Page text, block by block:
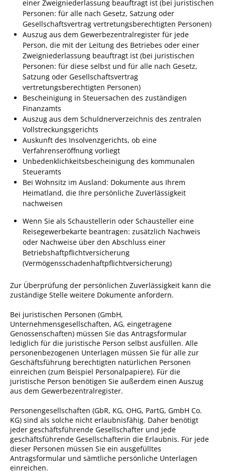
Ausschreibungen
Bebauungspläne
Ortsrecht
Gemeinderat
Standesamtliche
Trauungen
ERLEBEN
Tourismus
Natur Umwelt Klima
Pop-Up-Museum
Kerngeschichten
RADKultur in
Angebote für Senioren
Kinder und Jugendliche
Partnerschaft Trigono-
Orestiada
Vereine + Kultur
Kirchen
Geschichte
MEIN GEMMRIGHEIM
Projekt Summendes
Gemmrigheim
einer Zweigniederlassung beauftragt ist (bei juristischen
Personen: für alle nach Gesetz, Satzung oder
Gesellschaftsvertrag vertretungsberechtigten Personen)
Auszug aus dem Gewerbezentralregister für jede
Person, die mit der Leitung des Betriebes oder einer
Zweigniederlassung beauftragt ist (bei juristischen
Personen: für diese selbst und für alle nach Gesetz,
Satzung oder Gesellschaftsvertrag
vertretungsberechtigten Personen)
Bescheinigung in Steuersachen des zuständigen
Finanzamts
Auszug aus dem Schuldnerverzeichnis des zentralen
Vollstreckungsgerichts
Auskunft des Insolvenzgerichts, ob eine
Verfahrenseröffnung vorliegt
Unbedenklichkeitsbescheinigung des kommunalen
Steueramts
Bei Wohnsitz im Ausland: Dokumente aus Ihrem
Heimatland, die Ihre persönliche Zuverlässigkeit
nachweisen
Wenn Sie als Schaustellerin oder Schausteller eine
Reisegewerbekarte beantragen: zusätzlich Nachweis
oder Nachweise über den Abschluss einer
Betriebshaftpflichtversicherung
(Vermögensschadenhaftpflichtversicherung)
Zur Überprüfung der persönlichen Zuverlässigkeit kann die
zuständige Stelle weitere Dokumente anfordern.
Bei juristischen Personen (GmbH,
Unternehmensgesellschaften, AG, eingetragene
Genossenschaften) müssen Sie das Antragsformular
lediglich für die juristische Person selbst ausfüllen. Alle
personenbezogenen Unterlagen müssen Sie für alle zur
Geschäftsführung berechtigten natürlichen Personen
einreichen (zum Beispiel Personalpapiere). Für die
juristische Person benötigen Sie außerdem einen Auszug
aus dem Gewerbezentralregister.
Personengesellschaften (GbR, KG, OHG, PartG, GmbH Co.
KG) sind als solche nicht erlaubnisfähig. Daher benötigt
jeder geschäftsführende Gesellschafter und jede
geschäftsführende Gesellschafterin die Erlaubnis. Für jede
dieser Personen müssen Sie ein ausgefülltes
Antragsformular und sämtliche persönliche Unterlagen
einreichen.